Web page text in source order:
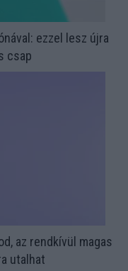
ezzel lesz újra
csap
az rendkívül magas
utalhat